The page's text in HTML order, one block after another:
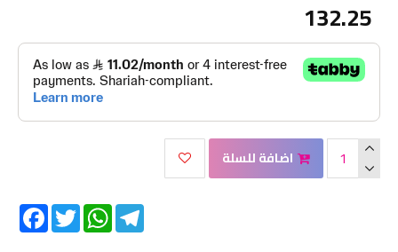
132.25
اضافة للسلة
Twitter
WhatsAppTelegram